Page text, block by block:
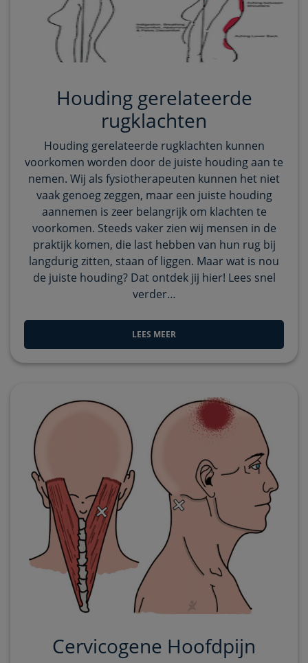
Houding gerelateerde
rugklachten
Houding gerelateerde rugklachten kunnen
voorkomen worden door de juiste houding aan te
nemen. Wij als fysiotherapeuten kunnen het niet
vaak genoeg zeggen, maar een juiste houding
aannemen is zeer belangrijk om klachten te
voorkomen. Steeds vaker zien wij mensen in de
praktijk komen, die last hebben van hun rug bij
langdurig zitten, staan of liggen. Maar wat is nou
de juiste houding? Dat ontdek jij hier! Lees snel
verder…
LEES MEER
Cervicogene Hoofdpijn